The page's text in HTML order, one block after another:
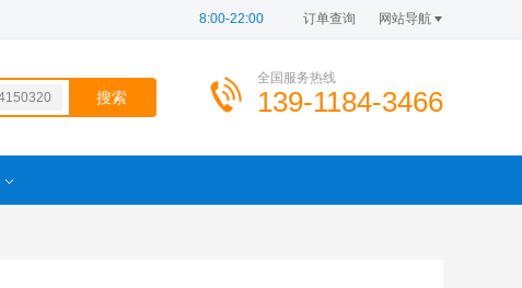
8:00-22:00 订单查询 网站导航
全国服务热线
139-1184-3466